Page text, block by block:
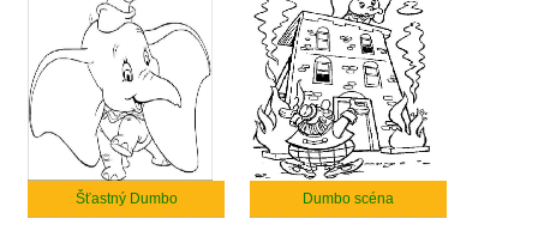
Šťastný Dumbo Dumbo scéna